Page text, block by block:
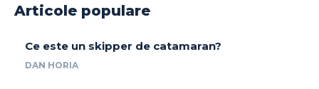
Articole populare
Ce este un skipper de catamaran?
DAN HORIA